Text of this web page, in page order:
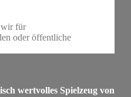
wir für
oder öffentliche
wertvolles Spielzeug von